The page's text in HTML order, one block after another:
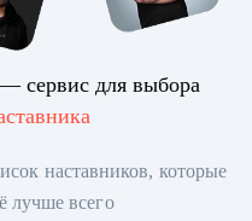
сервис для выбора
наставников, которые
лучше всего